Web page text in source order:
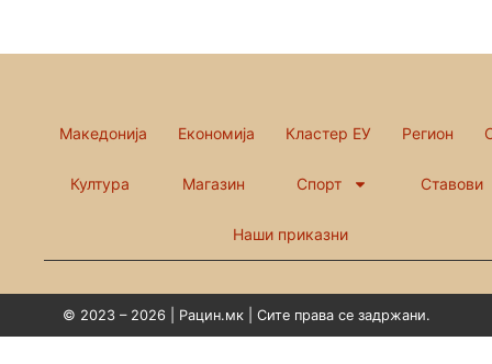
Македонија Економија Кластер ЕУ Регион
Култура Магазин Спорт Ставови
Наши приказни
© 2023 – 2026 | Рацин.мк | Сите права се задржани.